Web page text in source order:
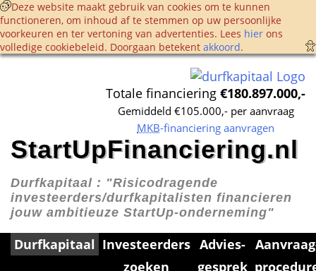
Deze website maakt gebruik van cookies om te kunnen
functioneren, om inhoud af te stemmen op uw persoonlijke
voorkeuren en ter vertoning van advertenties. Lees hier ons
volledige cookie­beleid. Doorgaan betekent akkoord.
Totale financiering €180.897.000,-
Gemiddeld €105.000,- per aanvraag
MKB-financiering aanvragen
StartUpFinanciering.nl
Durfkapitaal : "Risicodragende
investeerders/durfkapitalisten financieren
jouw ambitieuze StartUp-onderneming"
Durfkapitaal Investeerders
zoeken
Advies­
gesprek